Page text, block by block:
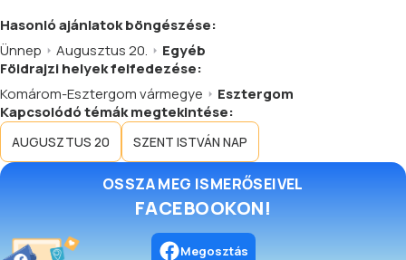
Hasonlóajánlatokböngészése:
Ünnep
Augusztus 20.
Egyéb
Földrajzi helyek felfedezése:
Komárom-Esztergom vármegye
Esztergom
Kapcsolódó témák megtekintése:
AUGUSZTUS 20 SZENT ISTVÁN NAP
OSSZA MEG ISMERŐSEIVEL
FACEBOOKON!
Megosztás